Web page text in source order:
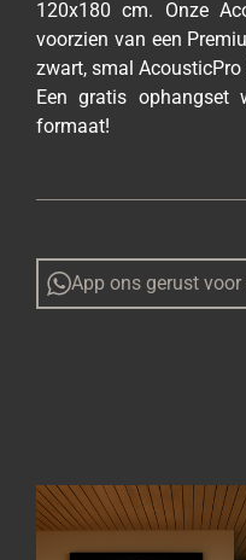
120x180 cm. Onze
voorzien van een
zwart, smal
Een gratis ophangset
formaat!
App ons gerust